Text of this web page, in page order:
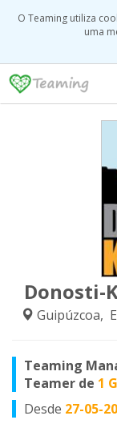
O Teaming utiliza
uma
Donosti-
Guipúzcoa,
Teaming
Teamer de 1
Desde 27-05-